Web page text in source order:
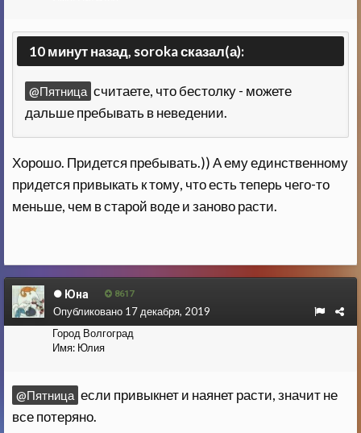
10 минут назад, soroka сказал(а):
@Пятница считаете, что бестолку - можете
дальше пребывать в неведении.
Хорошо. Придется пребывать.)) А ему единственному
придется привыкать к тому, что есть теперь чего-то
меньше, чем в старой воде и заново расти.
Юна 8617
Город Волгоград
Имя: Юлия
Опубликовано 17 декабря, 2019
@Пятница если привыкнет и наянет расти, значит не
все потеряно.